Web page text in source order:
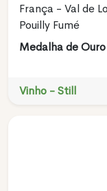
França - Val de
Pouilly Fumé
Medalha de Ouro
Vinho - Still